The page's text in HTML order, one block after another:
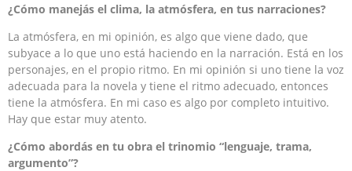
¿Cómo manejás el clima, la atmósfera, en tus narraciones?
La atmósfera, en mi opinión, es algo que viene dado, que
subyace a lo que uno está haciendo en la narración. Está en los
personajes, en el propio ritmo. En mi opinión si uno tiene la voz
adecuada para la novela y tiene el ritmo adecuado, entonces
tiene la atmósfera. En mi caso es algo por completo intuitivo.
Hay que estar muy atento.
¿Cómo abordás en tu obra el trinomio “lenguaje, trama,
argumento”?